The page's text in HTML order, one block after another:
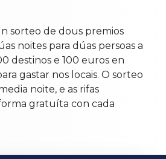
sorteo de dous premios
noites para dúas persoas a
destinos e 100 euros en
gastar nos locais. O sorteo
noite, e as rifas
gratuíta con cada